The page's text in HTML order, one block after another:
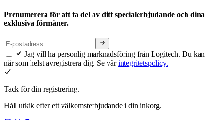
Prenumerera för att ta del av ditt specialerbjudande och dina
exklusiva förmåner.
Jag vill ha personlig marknadsföring från Logitech. Du kan
när som helst avregistrera dig. Se vårintegritetspolicy.
Tack för din registrering.
Håll utkik efter ett välkomsterbjudande i din inkorg.